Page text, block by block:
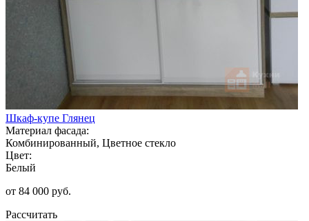
Шкаф-купе Глянец
Материал фасада:
Комбинированный, Цветное стекло
Цвет:
Белый
от 84 000 руб.
Рассчитать